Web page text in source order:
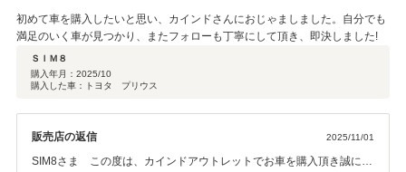
初めて車を購入したいと思い、カインドさんにおじゃましました。自分でも
満足のいく車が見つかり、またフォローも丁寧にして頂き、即決しました!
ＳＩＭ８
購入年月： 2025/10
購入した車：トヨタ プリウス
販売店の返信 2025/11/01
SIM8さま この度は、カインドアウトレットでお車を購入頂き誠に有